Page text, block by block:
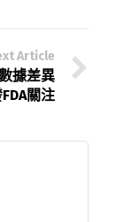
Article
據差異
關注